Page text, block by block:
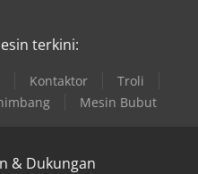
terkini:
Kontaktor
Troli
Mesin Bubut
& Dukungan